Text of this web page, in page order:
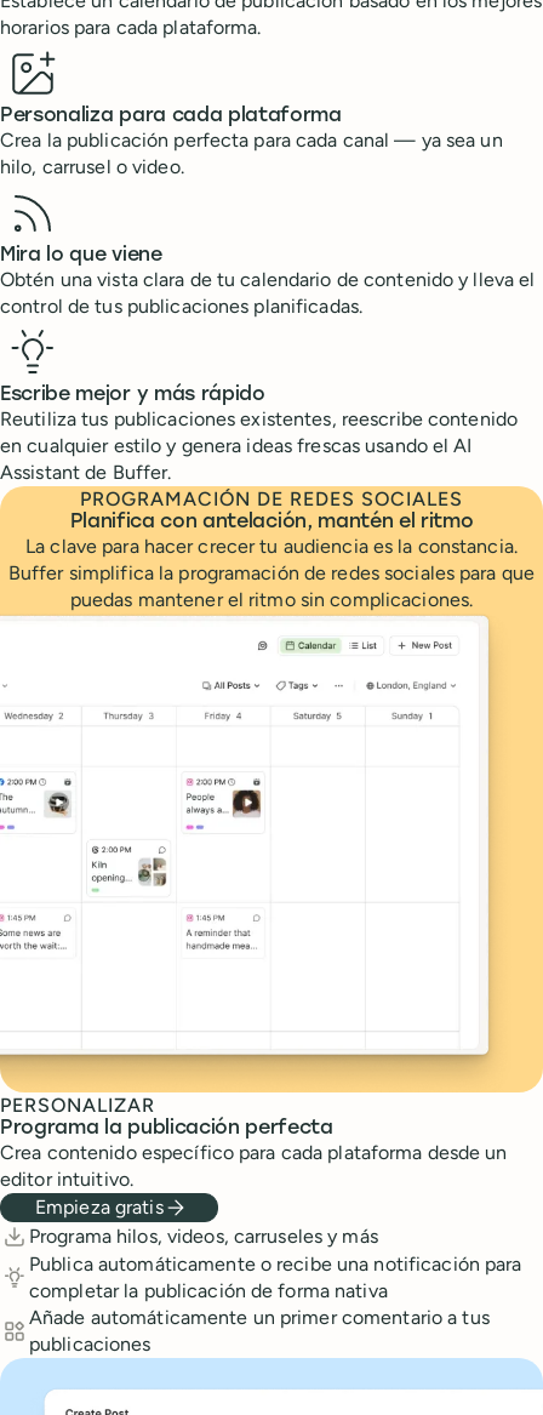
horarios para cada plataforma.
Personaliza para cada plataforma
Crea la publicación perfecta para cada canal — ya sea un
hilo, carrusel o video.
Mira lo que viene
Obtén una vista clara de tu calendario de contenido y lleva el
control de tus publicaciones planificadas.
Escribe mejor y más rápido
Reutiliza tus publicaciones existentes, reescribe contenido
en cualquier estilo y genera ideas frescas usando el AI
Assistant de Buffer.
PROGRAMACIÓN DE REDES SOCIALES
Planifica con antelación, mantén el ritmo
La clave para hacer crecer tu audiencia es la constancia.
Buffer simplifica la programación de redes sociales para que
puedas mantener el ritmo sin complicaciones.
PERSONALIZAR
Programa la publicación perfecta
Crea contenido específico para cada plataforma desde un
editor intuitivo.
Empieza gratis
Features
Programa hilos, videos, carruseles y más
Publica automáticamente o recibe una notificación para
completar la publicación de forma nativa
Añade automáticamente un primer comentario a tus
publicaciones